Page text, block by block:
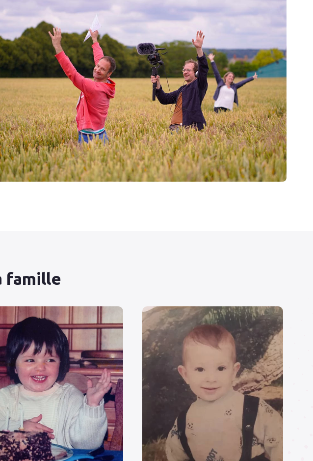
famille